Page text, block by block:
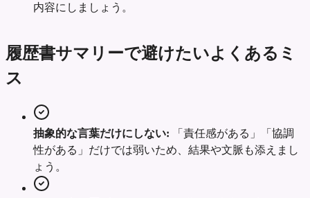
内容にしましょう。
履歴書サマリーで避けたいよくあるミ
ス
抽象的な言葉だけにしない:
「責任感がある」「協調
性がある」だけでは弱いため、結果や文脈も添えまし
ょう。